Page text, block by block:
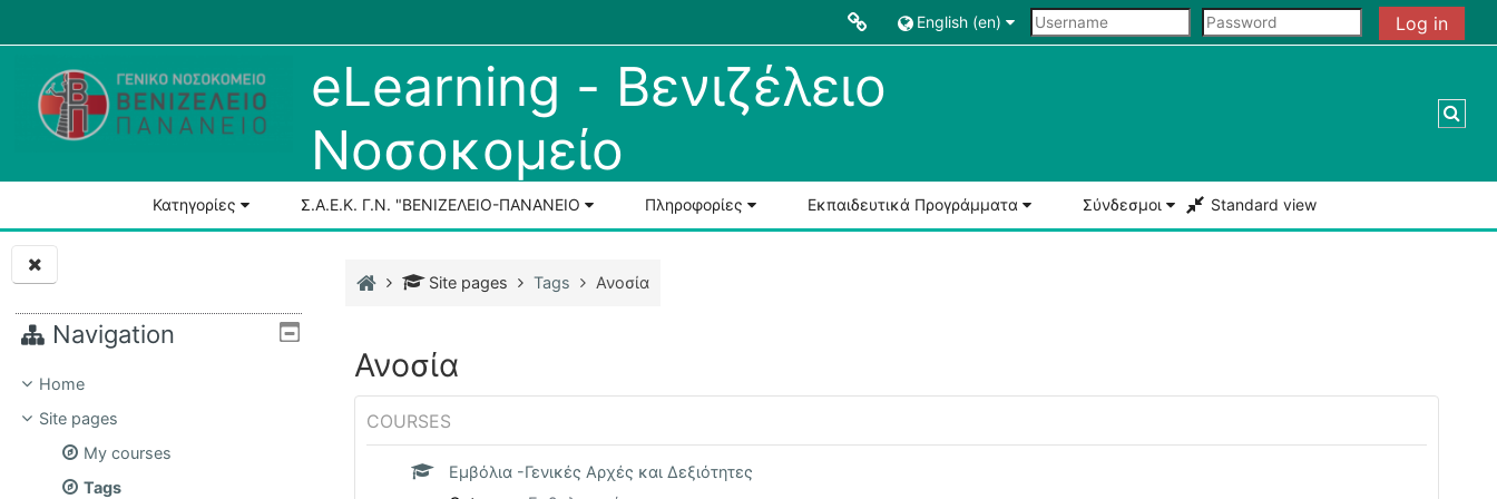
Blocks
Navigation
Home
Site pages
My courses
Tags
Menu 1
Courses
All courses
English ‎(en)‎ Log in
eLearning - Βενιζέλειο
Νοσοκομείο
Κατηγορίες Σ.Α.Ε.Κ. Γ.Ν. "ΒΕΝΙΖΕΛΕΙΟ-ΠΑΝΑΝΕΙΟ Πληροφορίες Εκπαιδευτικά Προγράμματα Σύνδεσμοι Standard view
Home Site pages Tags Ανοσία
Ανοσία
COURSES
Εμβόλια -Γενικές Αρχές και Δεξιότητες